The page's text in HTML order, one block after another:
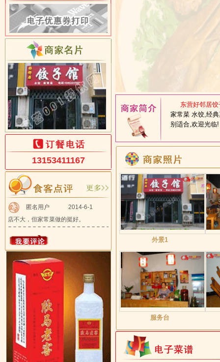
13153411167
匿名用户
2014-6-1
店不大，但家常菜做的挺好。
东营好邻居
家常菜 水饺,经
别适合,欢迎光临!
外景1
服务台